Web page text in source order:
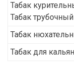
Табак
Табак трубочный
Табак
Табак для